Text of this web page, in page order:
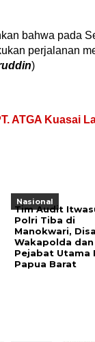
bahwa pada
perjalanan
)
ATGA Kuasai
Nasional
Tim Audit
Polri Tiba di
Manokwari,
Wakapolda dan
Pejabat Utama
Papua Barat